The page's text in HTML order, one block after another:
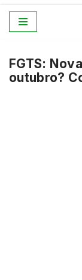
o
conteúdo
FGTS:
outubro?